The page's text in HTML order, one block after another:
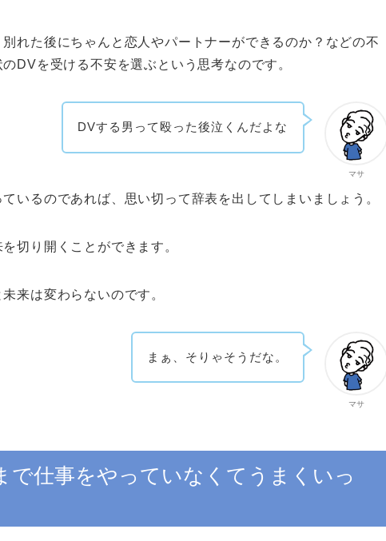
れた後にちゃんと恋人やパートナーができるのか？などの不
DVを受ける不安を選ぶという思考なのです。
マサ
DVする男って殴った後泣くんだよな
いるのであれば、思い切って辞表を出してしまいましょう。
切り開くことができます。
来は変わらないのです。
マサ
まぁ、そりゃそうだな。
で仕事をやっていなくてうまくいっ